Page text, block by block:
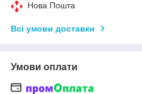
Нова Пошта
Всі умови доставки
Умови оплати